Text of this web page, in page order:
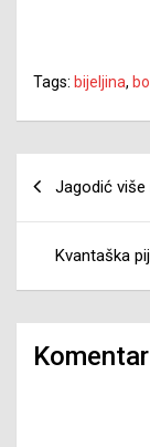
Tags: bijeljina,
članaka
Jagodić više
Kvantaška